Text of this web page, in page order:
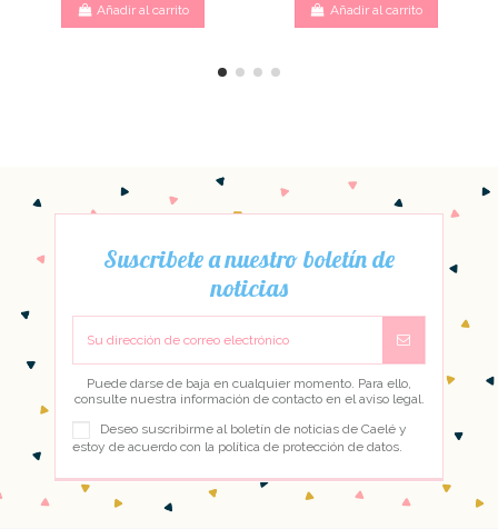
Añadir al carrito Añadir al carrito
Suscribete a nuestro boletín de
noticias
Puede darse de baja en cualquier momento. Para ello,
consulte nuestra información de contacto en el aviso legal.
Deseo suscribirme al boletín de noticias de Caelé y
estoy de acuerdo con la política de protección de datos.